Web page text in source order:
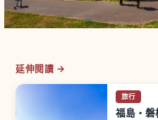
延伸閱讀 →
旅行
福島・磐